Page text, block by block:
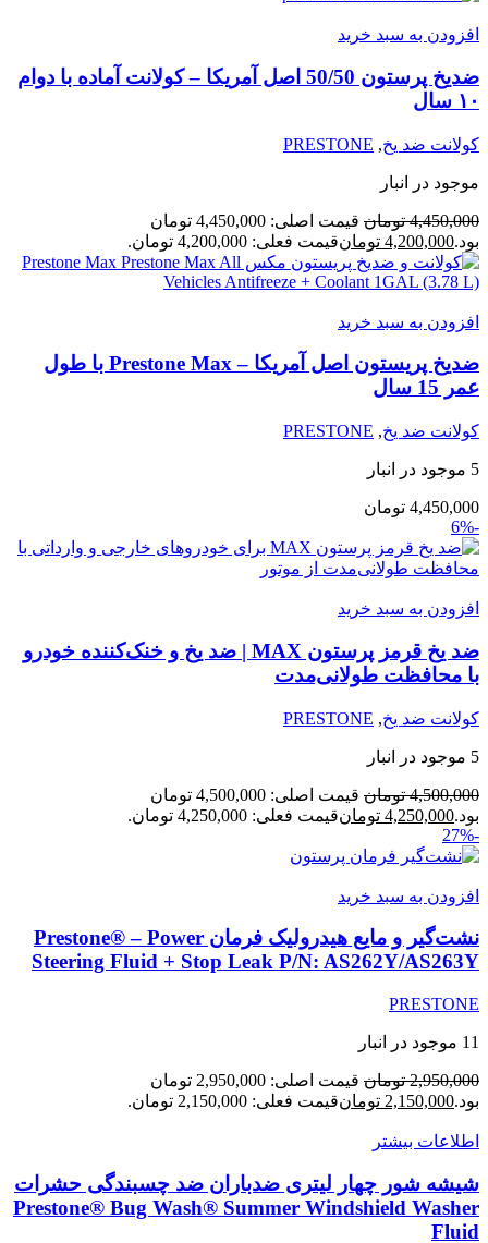
افزودن به سبد خرید
ضدیخ پرستون 50/50 اصل آمریکا – کولانت آماده با دوام
۱۰ سال
کولانت ضد یخ,
PRESTONE
موجود در انبار
4,450,000 تومان
قیمت اصلی: 4,450,000 تومان
بود.4,200,000 تومانقیمت فعلی: 4,200,000 تومان.
افزودن به سبد خرید
ضدیخ پریستون اصل آمریکا – Prestone Max با طول
عمر 15 سال
کولانت ضد یخ,
PRESTONE
5 موجود در انبار
4,450,000 تومان
-6%
افزودن به سبد خرید
ضد یخ قرمز پرستون MAX | ضد یخ و خنک‌کننده خودرو
با محافظت طولانی‌مدت
کولانت ضد یخ,
PRESTONE
5 موجود در انبار
4,500,000 تومان
قیمت اصلی: 4,500,000 تومان
بود.4,250,000 تومانقیمت فعلی: 4,250,000 تومان.
-27%
افزودن به سبد خرید
نشت‌گیر و مایع هیدرولیک فرمان Prestone® – Power
Steering Fluid + Stop Leak P/N: AS262Y/AS263Y
PRESTONE
11 موجود در انبار
2,950,000 تومان
قیمت اصلی: 2,950,000 تومان
بود.2,150,000 تومانقیمت فعلی: 2,150,000 تومان.
اطلاعات بیشتر
شیشه شور چهار لیتری ضدباران ضد چسبندگی حشرات
Prestone® Bug Wash® Summer Windshield Washer
Fluid